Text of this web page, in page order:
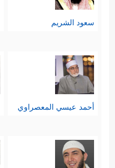
سعود الشريم
أحمد عيسي المعصراوي